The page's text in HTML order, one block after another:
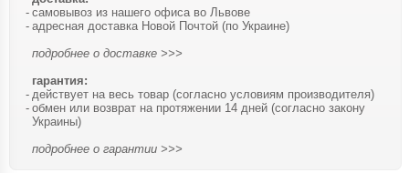
самовывоз из нашего офиса во Львове
адресная доставка Новой Почтой (по Украине)
подробнее о доставке >>>
гарантия:
действует на весь товар (согласно условиям производителя)
обмен или возврат на протяжении 14 дней (согласно закону
Украины)
подробнее о гарантии >>>